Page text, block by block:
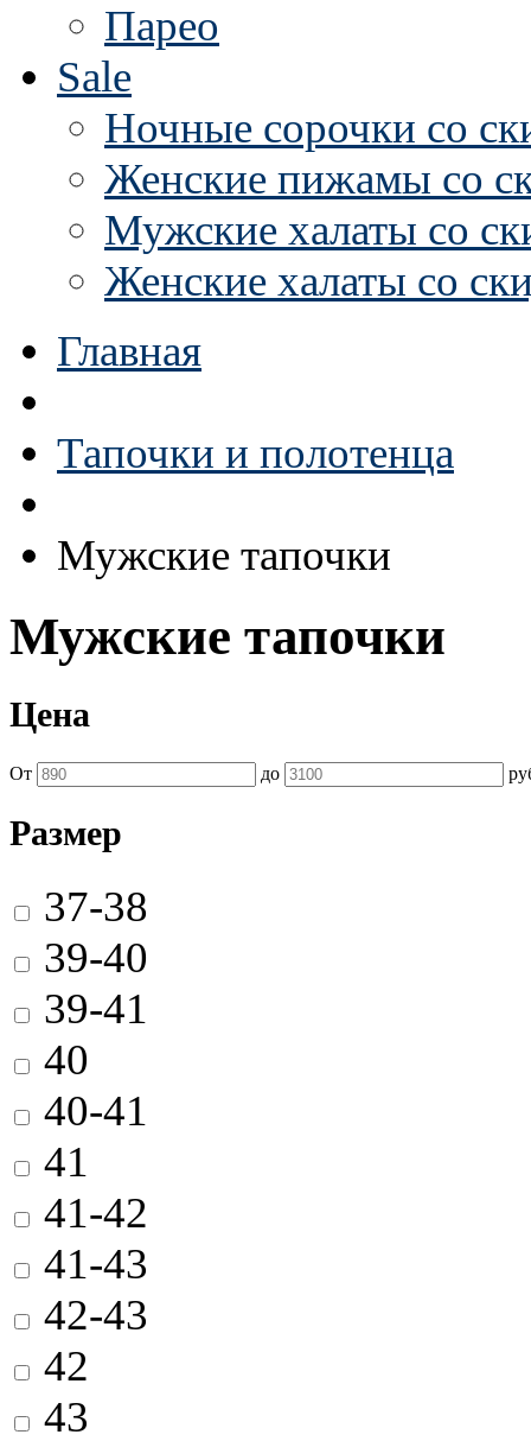
Парео
Sale
Ночные сорочки со
Женские пижамы со
Мужские халаты со
Женские халаты со
Главная
Тапочки и полотенца
Мужские тапочки
Мужские тапочки
Цена
От до
Размер
37-38
39-40
39-41
40
40-41
41
41-42
41-43
42-43
42
43